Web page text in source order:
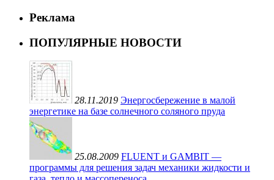
Реклама
ПОПУЛЯРНЫЕ НОВОСТИ
28.11.2019 Энергосбережение в малой
энергетике на базе солнечного соляного пруда
25.08.2009 FLUENT и GAMBIT —
программы для решения задач механики жидкости и